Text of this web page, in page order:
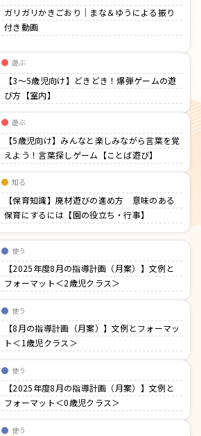
ガリガリかきごおり｜まな＆ゆうによる振り
付き動画
遊ぶ
【3〜5歳児向け】どきどき！爆弾ゲームの遊
び方【室内】
遊ぶ
【5歳児向け】みんなと楽しみながら言葉を覚
えよう！言葉探しゲーム【ことば遊び】
知る
【保育知識】廃材遊びの進め方 意味のある
保育にするには【園の役立ち・行事】
使う
【2025年度8月の指導計画（月案）】文例と
フォーマット＜2歳児クラス＞
使う
【8月の指導計画（月案）】文例とフォーマッ
ト＜1歳児クラス＞
使う
【2025年度8月の指導計画（月案）】文例と
フォーマット＜0歳児クラス＞
使う